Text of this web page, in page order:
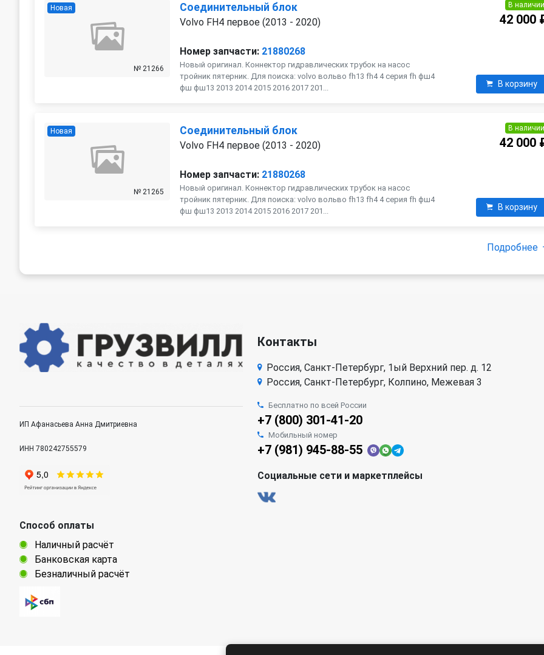
Новая
№ 21266
Соединительный блок
Volvo FH4 первое (2013 - 2020)
Номер запчасти: 21880268
Новый оригинал. Коннектор гидравлических трубок на насос
тройник пятерник. Для поиска: volvo вольво fh13 fh4 4 серия fh фш4
фш фш13 2013 2014 2015 2016 2017 201...
В наличии
42 000
В корзину
Новая
№ 21265
Соединительный блок
Volvo FH4 первое (2013 - 2020)
Номер запчасти: 21880268
Новый оригинал. Коннектор гидравлических трубок на насос
тройник пятерник. Для поиска: volvo вольво fh13 fh4 4 серия fh фш4
фш фш13 2013 2014 2015 2016 2017 201...
В наличии
42 000
В корзину
Подробнее
ИП Афанасьева Анна Дмитриевна
ИНН 780242755579
Способ оплаты
Наличный расчёт
Банковская карта
Безналичный расчёт
Контакты
Россия, Санкт-Петербург, 1ый Верхний пер. д. 12
Россия, Санкт-Петербург, Колпино, Межевая 3
Бесплатно по всей России
+7 (800) 301-41-20
Мобильный номер
+7 (981) 945-88-55
Социальные сети и маркетплейсы